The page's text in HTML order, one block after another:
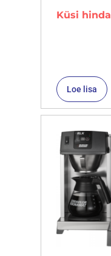
Küsi hinda
Loe lisa